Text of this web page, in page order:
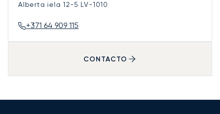
Alberta iela 12-5 LV-1010
+371 64 909 115
CONTACTO